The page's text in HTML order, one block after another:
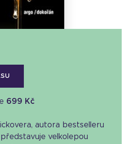
699 Kč
autora bestselleru
představuje velkolepou